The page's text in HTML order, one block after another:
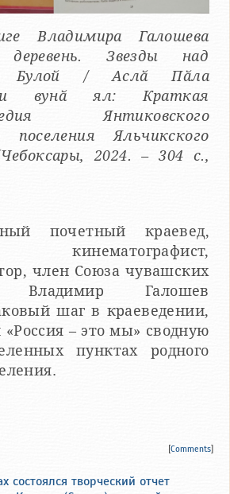
Владимира Галошева
деревень. Звезды над
Булой / Аслӑ Пӑла
вунӑ ял: Краткая
Янтиковского
поселения Яльчикского
2024. – 304 с.,
почетный краевед,
кинематографист,
член Союза чувашских
Владимир Галошев
шаг в краеведении,
«Россия – это мы» сводную
пунктах родного
[Comments]
состоялся творческий отчет